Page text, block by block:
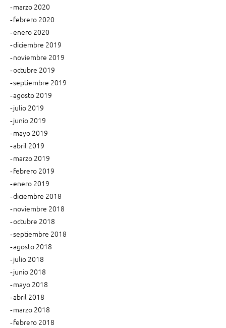
marzo 2020
febrero 2020
enero 2020
diciembre 2019
noviembre 2019
octubre 2019
septiembre 2019
agosto 2019
julio 2019
junio 2019
mayo 2019
abril 2019
marzo 2019
febrero 2019
enero 2019
diciembre 2018
noviembre 2018
octubre 2018
septiembre 2018
agosto 2018
julio 2018
junio 2018
mayo 2018
abril 2018
marzo 2018
febrero 2018